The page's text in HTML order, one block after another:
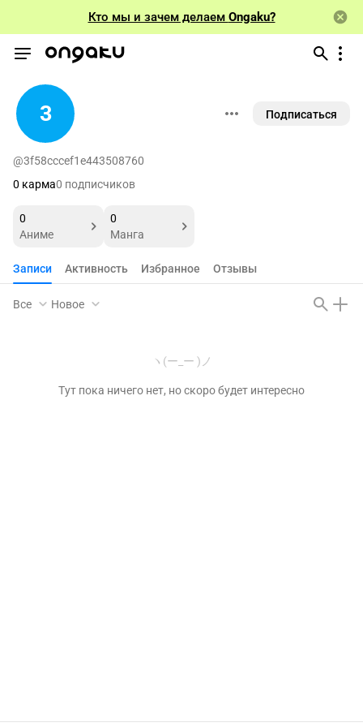
Кто мы и зачем делаем Ongaku?
3 Подписаться
@3f58cccef1e443508760
0 карма0 подписчиков
0
Аниме
0
Манга
Записи Активность Избранное Отзывы
Все Новое
ヽ(ー_ー )ノ
Тут пока ничего нет, но скоро будет интересно